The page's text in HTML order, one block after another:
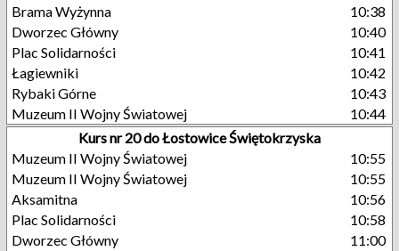
Brama Wyżynna
10:38
Dworzec Główny
10:40
Plac Solidarności
10:41
Łagiewniki
10:42
Rybaki Górne
10:43
Muzeum II Wojny Światowej
10:44
Kurs nr 20 do Łostowice Świętokrzyska
Muzeum II Wojny Światowej
10:55
Muzeum II Wojny Światowej
10:55
Aksamitna
10:56
Plac Solidarności
10:58
Dworzec Główny
11:00